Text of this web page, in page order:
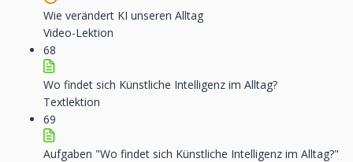
Wie verändert KI unseren Alltag
Video-Lektion
68
Wo findet sich Künstliche Intelligenz im Alltag?
Textlektion
69
Aufgaben "Wo findet sich Künstliche Intelligenz im Alltag?"